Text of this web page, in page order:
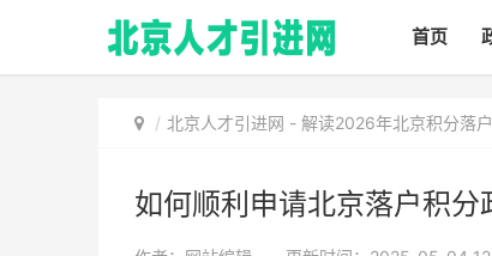
首页
北京人才引进网 - 解读2026年北京积分落
如何顺利申请北京落户积分